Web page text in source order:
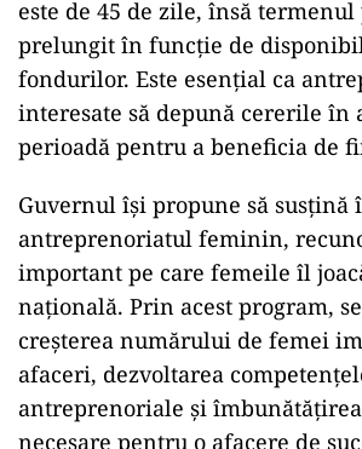
este de 45 de zile, însă termenul
prelungit în funcție de
fondurilor. Este esențial ca
interesate să depună cererile în
perioadă pentru a beneficia de
Guvernul își propune să susțină
antreprenoriatul feminin,
important pe care femeile îl
națională. Prin acest program,
creșterea numărului de femei
afaceri, dezvoltarea
antreprenoriale și
necesare pentru o afacere de